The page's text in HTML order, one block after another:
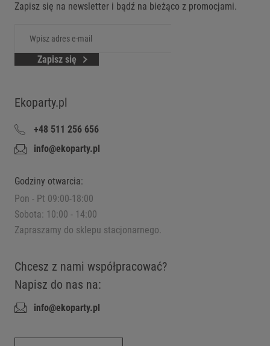
Zapisz się na newsletter i bądź na bieżąco z promocjami.
Zapisz się
Ekoparty.pl
+48 511 256 656
info@ekoparty.pl
Godziny otwarcia:
Pon - Pt 09:00-18:00
Sobota: 10:00 - 14:00
Zapraszamy do sklepu stacjonarnego.
Chcesz z nami współpracować?
Napisz do nas na:
info@ekoparty.pl